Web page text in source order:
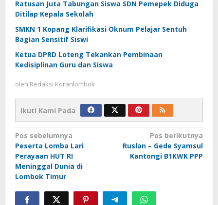
Ratusan Juta Tabungan Siswa SDN Pemepek Diduga
Ditilap Kepala Sekolah
SMKN 1 Kopang Klarifikasi Oknum Pelajar Sentuh
Bagian Sensitif Siswi
Ketua DPRD Loteng Tekankan Pembinaan
Kedisiplinan Guru dan Siswa
oleh Redaksi Koranlombok
Ikuti Kami Pada
Navigasi
pos
Pos sebelumnya
Peserta Lomba Lari
Perayaan HUT RI
Meninggal Dunia di
Lombok Timur
Pos berikutnya
Ruslan – Gede Syamsul
Kantongi B1KWK PPP